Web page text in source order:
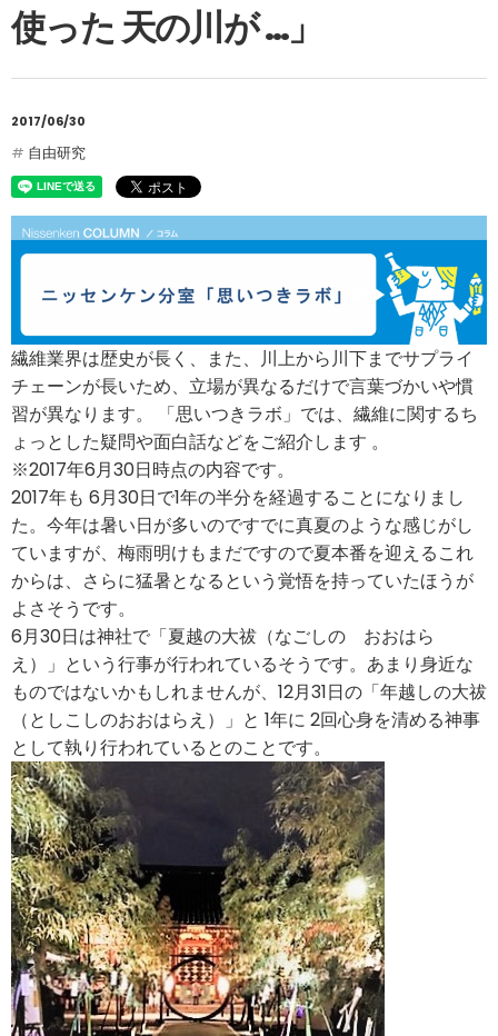
使った 天の川が …」
2017/06/30
自由研究
繊維業界は歴史が長く、また、川上から川下までサプライ
チェーンが長いため、立場が異なるだけで言葉づかいや慣
習が異なります。 「思いつきラボ」では、繊維に関するち
ょっとした疑問や面白話などをご紹介します 。
※2017年6月30日時点の内容です。
2017年も 6月30日で1年の半分を経過することになりまし
た。今年は暑い日が多いのですでに真夏のような感じがし
ていますが、梅雨明けもまだですので夏本番を迎えるこれ
からは、さらに猛暑となるという覚悟を持っていたほうが
よさそうです。
6月30日は神社で「夏越の大祓（なごしの おおはら
え）」という行事が行われているそうです。あまり身近な
ものではないかもしれませんが、12月31日の「年越しの大祓
（としこしのおおはらえ）」と 1年に 2回心身を清める神事
として執り行われているとのことです。